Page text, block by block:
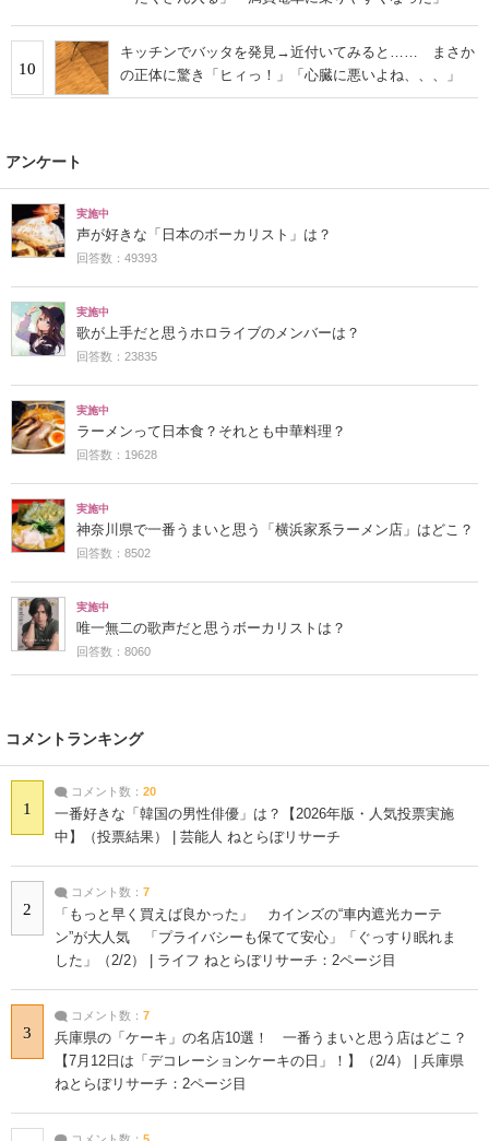
10
キッチンでバッタを発見→近付いてみると…… まさか
の正体に驚き「ヒィっ！」「心臓に悪いよね、、、」
アンケート
実施中
声が好きな「日本のボーカリスト」は？
回答数：49393
実施中
歌が上手だと思うホロライブのメンバーは？
回答数：23835
実施中
ラーメンって日本食？それとも中華料理？
回答数：19628
実施中
神奈川県で一番うまいと思う「横浜家系ラーメン店」はどこ？
回答数：8502
実施中
唯一無二の歌声だと思うボーカリストは？
回答数：8060
コメントランキング
1
コメント数： 20
一番好きな「韓国の男性俳優」は？【2026年版・人気投票実施
中】（投票結果） | 芸能人 ねとらぼリサーチ
2
コメント数： 7
「もっと早く買えば良かった」 カインズの“車内遮光カーテ
ン”が大人気 「プライバシーも保てて安心」「ぐっすり眠れま
した」（2/2） | ライフ ねとらぼリサーチ：2ページ目
3
コメント数： 7
兵庫県の「ケーキ」の名店10選！ 一番うまいと思う店はどこ？
【7月12日は「デコレーションケーキの日」！】（2/4） | 兵庫県
ねとらぼリサーチ：2ページ目